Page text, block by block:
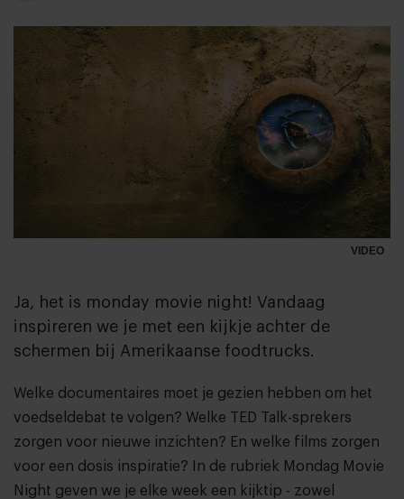
VIDEO
Ja, het is monday movie night! Vandaag
inspireren we je met een kijkje achter de
schermen bij Amerikaanse foodtrucks.
Welke documentaires moet je gezien hebben om het
voedseldebat te volgen? Welke TED Talk-sprekers
zorgen voor nieuwe inzichten? En welke films zorgen
voor een dosis inspiratie? In de rubriek Mondag Movie
Night geven we je elke week een kijktip - zowel